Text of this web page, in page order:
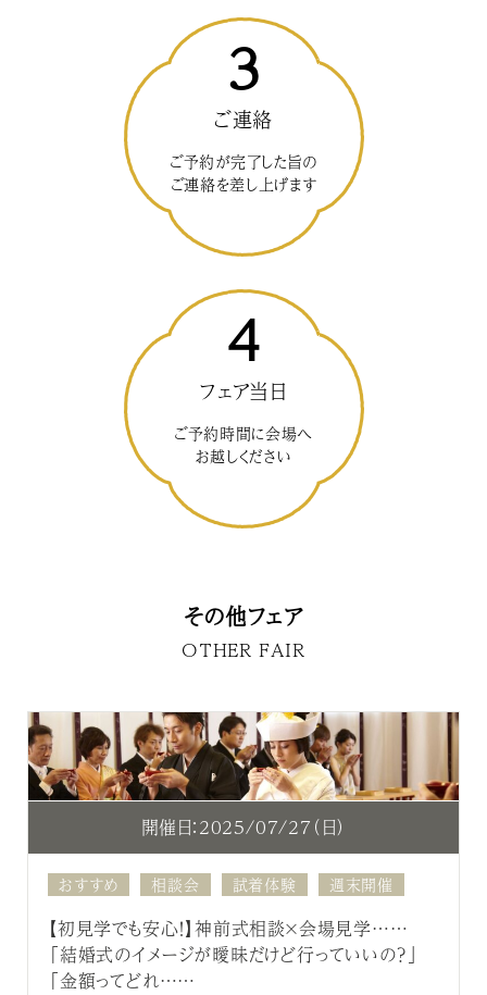
3
ご連絡
ご予約が完了した旨の
ご連絡を差し上げます
4
フェア当日
ご予約時間に会場へ
お越しください
その他フェア
OTHER FAIR
開催日：2025/07/27（日）
おすすめ 相談会 試着体験 週末開催
【初見学でも安心！】神前式相談×会場見学……
「結婚式のイメージが曖昧だけど行っていいの？」
「金額ってどれ……